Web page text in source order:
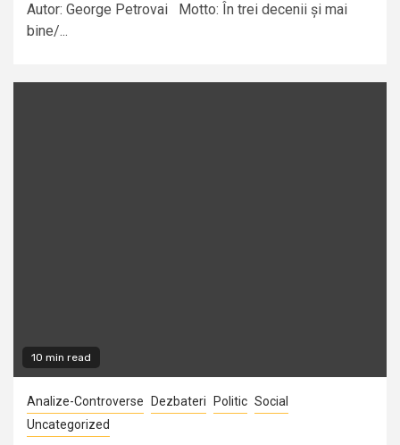
Autor: George Petrovai Motto: În trei decenii și mai
bine/...
10 min read
Analize-Controverse Dezbateri Politic Social
Uncategorized